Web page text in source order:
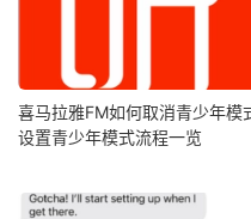
喜马拉雅FM如何取消青少年模
设置青少年模式流程一览